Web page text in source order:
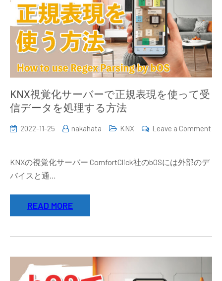
KNX視覚化サーバーで正規表現を使って受
信データを処理する方法
2022-11-25 nakahata KNX
Leave a Comment
視
覚
化
ー
で
KNXの視覚化サーバー ComfortClick社のbOSには外部のデ
バイスと通…
READ MORE